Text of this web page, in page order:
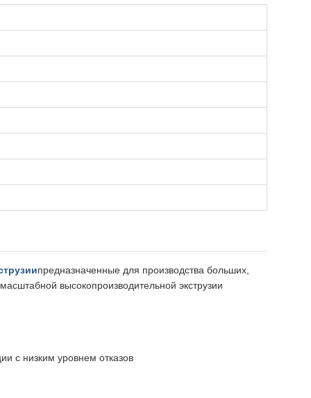
предназначенные для производства больших,
высокопроизводительной экструзии
с низким уровнем отказов